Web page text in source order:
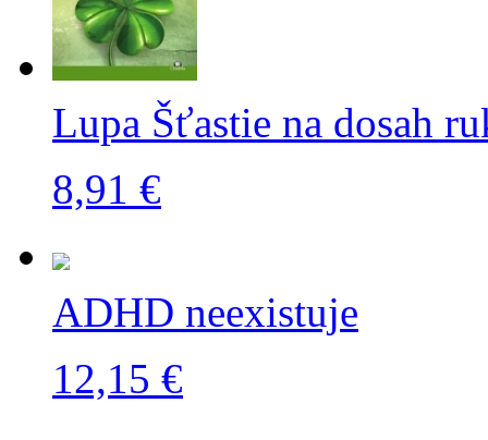
Lupa Šťastie na dosah
8,91 €
ADHD neexistuje
12,15 €